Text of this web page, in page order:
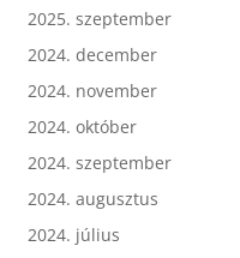
2026. április
2025. szeptember
2024. december
2024. november
2024. október
2024. szeptember
2024. augusztus